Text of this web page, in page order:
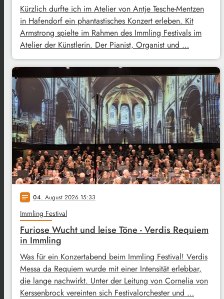
Kürzlich durfte ich im Atelier von Antje Tesche-Mentzen
in Hafendorf ein phantastisches Konzert erleben. Kit
Armstrong spielte im Rahmen des Immling Festivals im
Atelier der Künstlerin. Der Pianist, Organist und …
notes 04. August 2026 15:33
Immling Festival
Furiose Wucht und leise Töne - Verdis Requiem
in Immling
Was für ein Konzertabend beim Immling Festival! Verdis
Messa da Requiem wurde mit einer Intensität erlebbar,
die lange nachwirkt. Unter der Leitung von Cornelia von
Kerssenbrock vereinten sich Festivalorchester und …